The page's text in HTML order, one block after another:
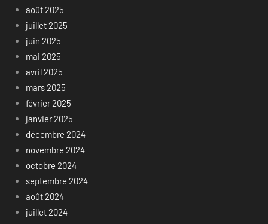
août 2025
juillet 2025
juin 2025
mai 2025
avril 2025
mars 2025
février 2025
janvier 2025
décembre 2024
novembre 2024
octobre 2024
septembre 2024
août 2024
juillet 2024